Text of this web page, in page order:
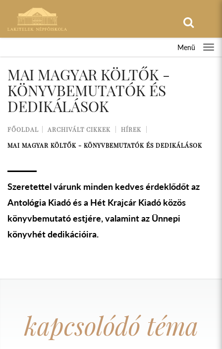
Menü
MAI MAGYAR KÖLTŐK -
KÖNYVBEMUTATÓK ÉS
DEDIKÁLÁSOK
FŐOLDAL ARCHIVÁLT CIKKEK
HÍREK
MAI MAGYAR KÖLTŐK - KÖNYVBEMUTATÓK ÉS DEDIKÁLÁSOK
Szeretettel várunk minden kedves érdeklődőt az
Antológia Kiadó és a Hét Krajcár Kiadó közös
könyvbemutató estjére, valamint az Ünnepi
könyvhét dedikációira.
kapcsolódó téma